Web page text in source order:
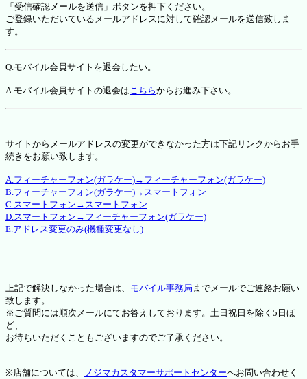
「受信確認メールを送信」ボタンを押下ください。
ご登録いただいているメールアドレスに対して確認メールを送信致しま
す。
Q.モバイル会員サイトを退会したい。
A.モバイル会員サイトの退会はこちらからお進み下さい。
サイトからメールアドレスの変更ができなかった方は下記リンクからお手
続きをお願い致します。
A.フィーチャーフォン(ガラケー)→フィーチャーフォン(ガラケー)
B.フィーチャーフォン(ガラケー)→スマートフォン
C.スマートフォン→スマートフォン
D.スマートフォン→フィーチャーフォン(ガラケー)
E.アドレス変更のみ(機種変更なし)
上記で解決しなかった場合は、 モバイル事務局 までメールでご連絡お願い
致します。
※ご質問には順次メールにてお答えしております。土日祝日を除く5日ほ
ど、
お待ちいただくこともございますのでご了承ください。
※店舗については、 ノジマカスタマーサポートセンターへお問い合わせく